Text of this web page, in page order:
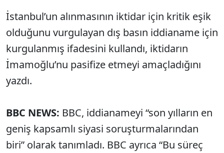
İstanbul’un alınmasının iktidar için kritik eşik
olduğunu vurgulayan dış basın iddianame için
kurgulanmış ifadesini kullandı, iktidarın
İmamoğlu’nu pasifize etmeyi amaçladığını
yazdı.
BBC NEWS: BBC, iddianameyi “son yılların en
geniş kapsamlı siyasi soruşturmalarından
biri” olarak tanımladı. BBC ayrıca “Bu süreç